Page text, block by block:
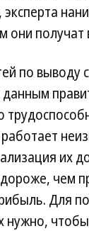
эксперта
они получат
по выводу
их
дороже, чем
Для
нужно,